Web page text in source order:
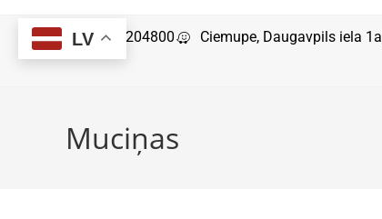
29204800 Ciemupe, Daugavpils iela 1a
Muciņas
LV